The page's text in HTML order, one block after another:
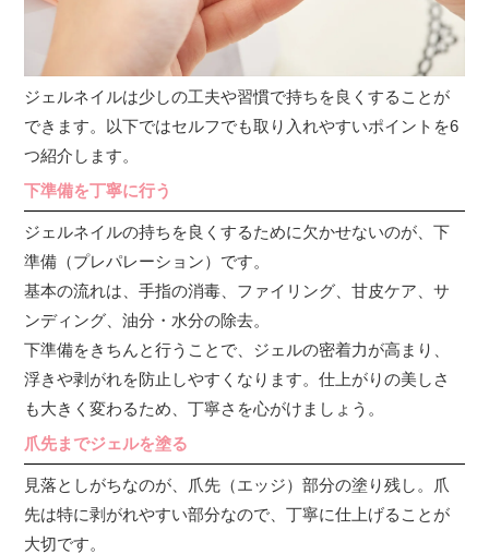
ジェルネイルは少しの工夫や習慣で持ちを良くすることが
できます。以下ではセルフでも取り入れやすいポイントを6
つ紹介します。
下準備を丁寧に行う
ジェルネイルの持ちを良くするために欠かせないのが、下
準備（プレパレーション）です。
基本の流れは、手指の消毒、ファイリング、甘皮ケア、サ
ンディング、油分・水分の除去。
下準備をきちんと行うことで、ジェルの密着力が高まり、
浮きや剥がれを防止しやすくなります。仕上がりの美しさ
も大きく変わるため、丁寧さを心がけましょう。
爪先までジェルを塗る
見落としがちなのが、爪先（エッジ）部分の塗り残し。爪
先は特に剥がれやすい部分なので、丁寧に仕上げることが
大切です。